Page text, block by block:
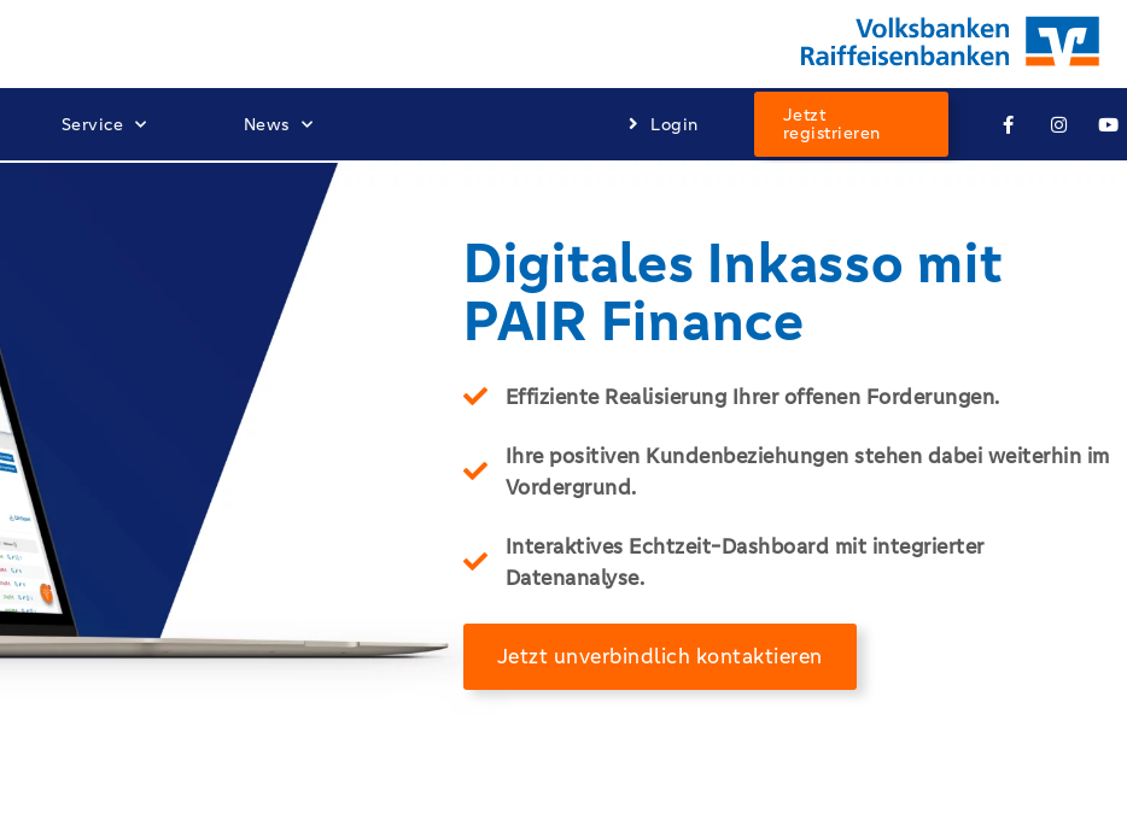
Service News Login
Jetzt
registrieren
Digitales Inkasso mit
PAIR Finance
Effiziente Realisierung Ihrer offenen Forderungen.
Ihre positiven Kundenbeziehungen stehen dabei weiterhin im
Vordergrund.
Interaktives Echtzeit-Dashboard mit integrierter
Datenanalyse.
Jetzt unverbindlich kontaktieren